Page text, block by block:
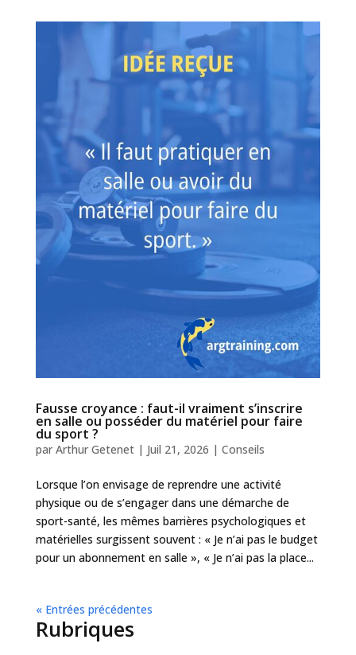
Fausse croyance : faut-il vraiment s’inscrire
en salle ou posséder du matériel pour faire
du sport ?
par Arthur Getenet| Juil 21, 2026 | Conseils
Lorsque l’on envisage de reprendre une activité
physique ou de s’engager dans une démarche de
sport-santé, les mêmes barrières psychologiques et
matérielles surgissent souvent : « Je n’ai pas le budget
pour un abonnement en salle », « Je n’ai pas la place...
« Entrées précédentes
Rubriques